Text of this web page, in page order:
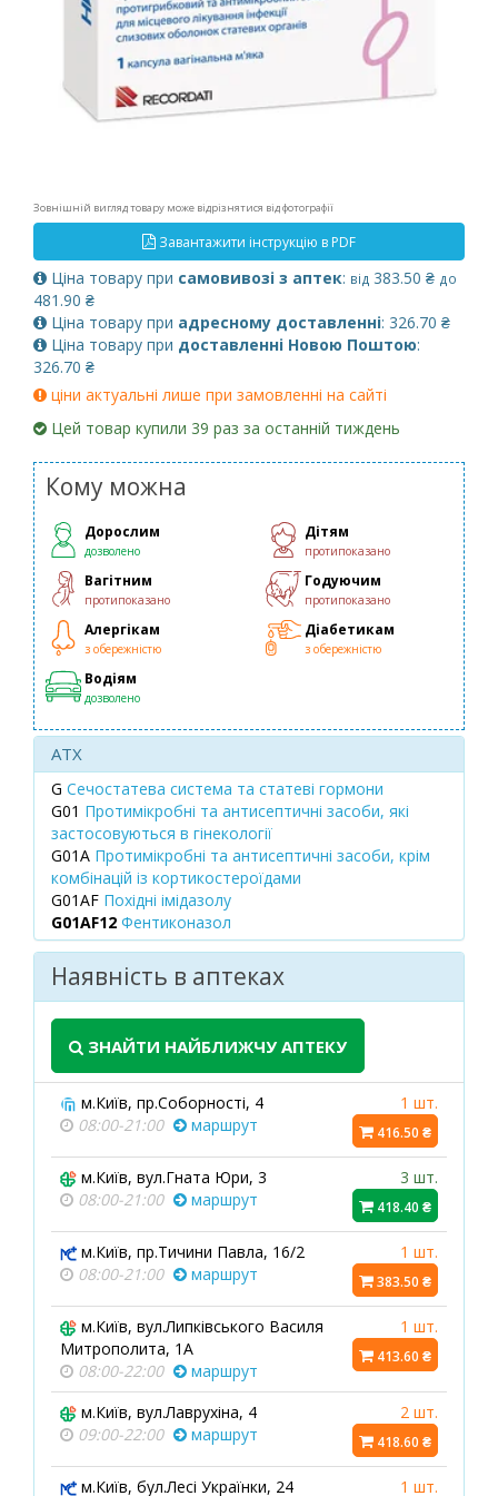
Зовнішній вигляд товару може відрізнятися від фотографії
Завантажити інструкцію в PDF
Ціна товару при самовивозі з аптек: від 383.50 ₴ до
481.90 ₴
Ціна товару при адресному доставленні: 326.70 ₴
Ціна товару при доставленні Новою Поштою:
326.70 ₴
ціни актуальні лише при замовленні на сайті
Цей товар купили 39 раз за останній тиждень
Кому можна
Дорослим
дозволено
Дітям
протипоказано
Вагітним
протипоказано
Годуючим
протипоказано
Алергікам
з обережністю
Діабетикам
з обережністю
Водіям
дозволено
ATX
G Сечостатева система та статеві гормони
G01 Протимікробні та антисептичні засоби, які
застосовуються в гінекології
G01A Протимікробні та антисептичні засоби, крім
комбінацій із кортикостероїдами
G01AF Похідні імідазолу
G01AF12 Фентиконазол
Наявність в аптеках
ЗНАЙТИ НАЙБЛИЖЧУ АПТЕКУ
м.Київ, пр.Соборності, 4
08:00-21:00
маршрут
1 шт.
416.50 ₴
м.Київ, вул.Гната Юри, 3
08:00-21:00
маршрут
3 шт.
418.40 ₴
м.Київ, пр.Тичини Павла, 16/2
08:00-21:00
маршрут
1 шт.
383.50 ₴
м.Київ, вул.Липківського Василя
Митрополита, 1А
08:00-22:00
маршрут
1 шт.
413.60 ₴
м.Київ, вул.Лаврухіна, 4
09:00-22:00
маршрут
2 шт.
418.60 ₴
м.Київ, бул.Лесі Українки, 24 1 шт.